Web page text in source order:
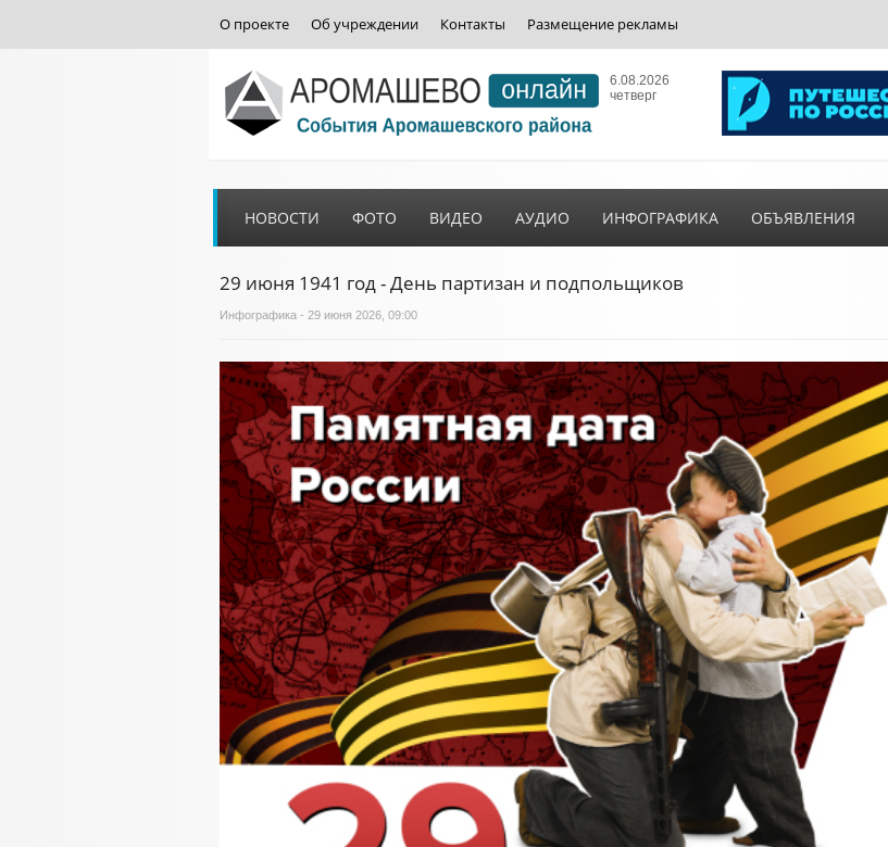
О проекте Об учреждении Контакты Размещение рекламы
6.08.2026
четверг
НОВОСТИ ФОТО ВИДЕО АУДИО ИНФОГРАФИКА ОБЪЯВЛЕНИЯ
29 июня 1941 год - День партизан и подпольщиков
Инфографика - 29 июня 2026, 09:00